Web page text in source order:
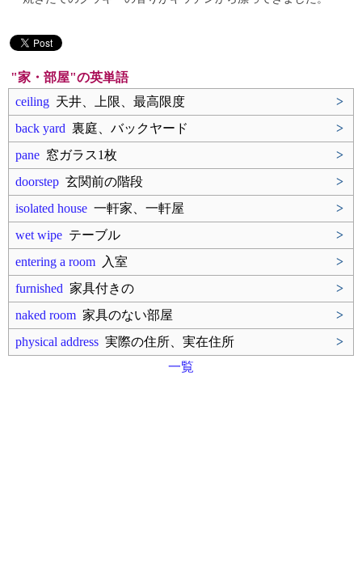
"家・部屋"の英単語
ceiling 天井、上限、最高限度
>
back yard 裏庭、バックヤード
>
pane 窓ガラス1枚
>
doorstep 玄関前の階段
>
isolated house 一軒家、一軒屋
>
wet wipe テーブル
>
entering a room 入室
>
furnished 家具付きの
>
naked room 家具のない部屋
>
physical address 実際の住所、実在住所
>
一覧